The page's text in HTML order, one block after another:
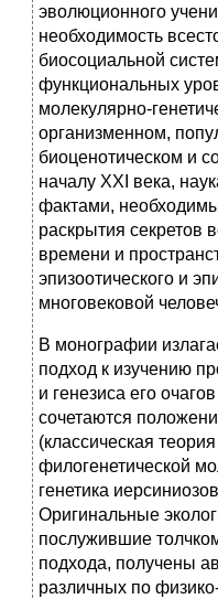
эволюционного
необходимость
биосоциальной
функциональных
молекулярно-
организменном,
биоценотическом и
началу XXI века,
фактами,
раскрытия секретов
времени и
эпизоотического и
многовековой
В монографии
подход к изучению
и генезиса его
сочетаются
(классическая
филогенетической
генетика
Оригинальные
послужившие
подхода, получены
различных по